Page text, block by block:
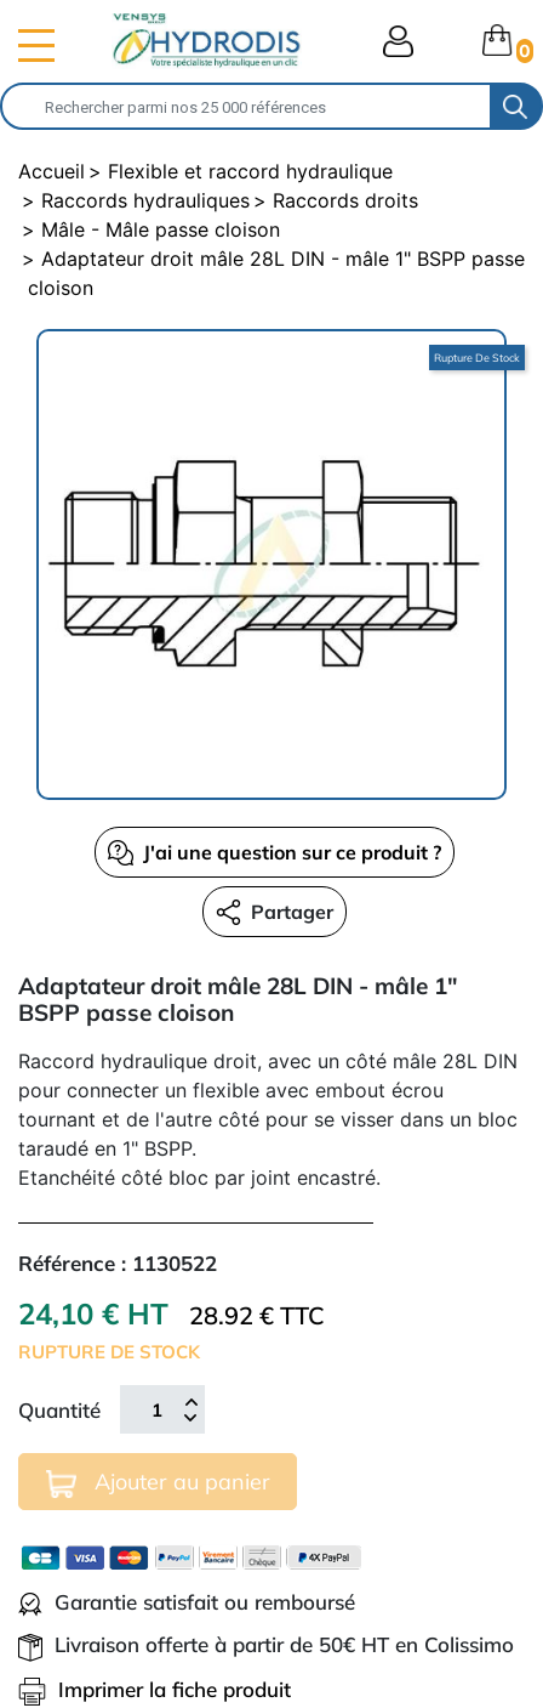
0
Accueil
Flexible et raccord hydraulique
Raccords hydrauliques
Raccords droits
Mâle - Mâle passe cloison
Adaptateur droit mâle 28L DIN - mâle 1" BSPP passe
cloison
Rupture De Stock
J'ai une question sur ce produit ?
Partager
Adaptateur droit mâle 28L DIN - mâle 1"
BSPP passe cloison
Raccord hydraulique droit, avec un côté mâle 28L DIN
pour connecter un flexible avec embout écrou
tournant et de l'autre côté pour se visser dans un bloc
taraudé en 1" BSPP.
Etanchéité côté bloc par joint encastré.
Référence : 1130522
24,10 € HT 28.92 € TTC
RUPTURE DE STOCK
Quantité
Ajouter au panier
Garantie satisfait ou remboursé
Livraison offerte à partir de 50€ HT en Colissimo
Imprimer la fiche produit